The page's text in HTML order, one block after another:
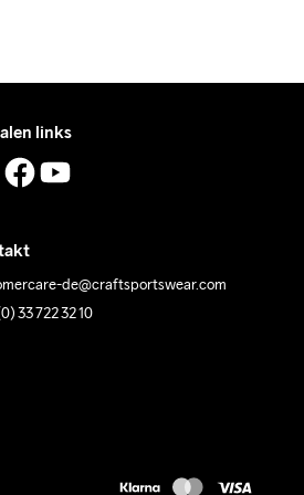
links
de@craftsportswear.com
33 722 32 10